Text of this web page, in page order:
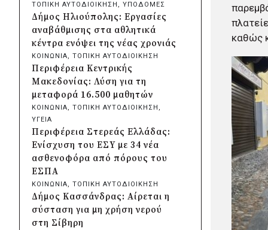
καθώς
ιατροτεχνολογικός εξοπλισμός
και αναβάθμιση του ΚΕΦΙΑΠ
Καρδίτσας
πριν από 2 μέρες
Δήμος Αθηναίων: 651 δημότες
συμμετείχαν στις δράσεις
διατροφικής υποστήριξης
πριν από 2 μέρες
Συνεργασία Περιφέρειας
Κρήτης με Πανεπιστήμιο
Κρήτης και ΙΤΕ για φοιτητικές
εστίες και υποδομές
πριν από 2 μέρες
Δήμος Μετεώρων:
Ολοκληρώθηκε το νέο τοιχείο
αντιστήριξης στην είσοδο του
Σκεπαρίου
ΤΟΠΙΚΗ ΑΥΤΟΔΙΟΙΚΗΣΗ , ΥΠΟΔΟΜΕΣ
Δήμος Ηλιούπολης: Εργασίες
αναβάθμισης στα αθλητικά
κέντρα ενόψει της νέας χρονιάς
ΚΟΙΝΩΝΙΑ, ΤΟΠΙΚΗ ΑΥΤΟΔΙΟΙΚΗΣΗ
Περιφέρεια Κεντρικής
Μακεδονίας: Λύση για τη
μεταφορά 16.500 μαθητών
ΚΟΙΝΩΝΙΑ, ΤΟΠΙΚΗ ΑΥΤΟΔΙΟΙΚΗΣΗ
ΥΓΕΙΑ
Περιφέρεια Στερεάς Ελλάδας:
Ενίσχυση του ΕΣΥ με 34 νέα
ασθενοφόρα από πόρους του
ΕΣΠΑ
ΚΟΙΝΩΝΙΑ, ΤΟΠΙΚΗ ΑΥΤΟΔΙΟΙΚΗΣΗ
Δήμος Κασσάνδρας: Αίρεται η
σύσταση για μη χρήση νερού
στη Σίβηρη